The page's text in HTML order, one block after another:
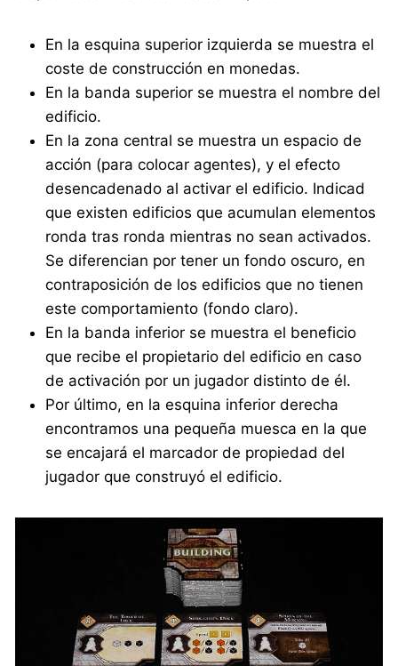
En la esquina superior izquierda se muestra el
coste de construcción en monedas.
En la banda superior se muestra el nombre del
edificio.
En la zona central se muestra un espacio de
acción (para colocar agentes), y el efecto
desencadenado al activar el edificio. Indicad
que existen edificios que acumulan elementos
ronda tras ronda mientras no sean activados.
Se diferencian por tener un fondo oscuro, en
contraposición de los edificios que no tienen
este comportamiento (fondo claro).
En la banda inferior se muestra el beneficio
que recibe el propietario del edificio en caso
de activación por un jugador distinto de él.
Por último, en la esquina inferior derecha
encontramos una pequeña muesca en la que
se encajará el marcador de propiedad del
jugador que construyó el edificio.